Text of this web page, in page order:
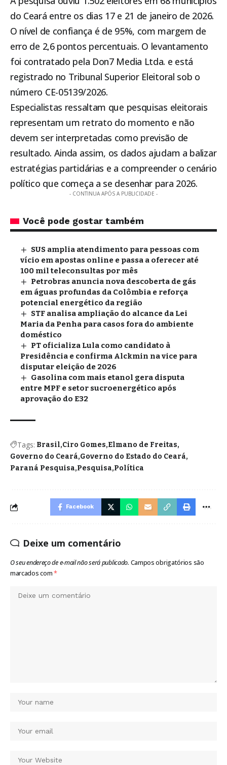
do Ceará entre os dias 17 e 21 de janeiro de 2026.
O nível de confiança é de 95%, com margem de
erro de 2,6 pontos percentuais. O levantamento
foi contratado pela Don7 Media Ltda. e está
registrado no Tribunal Superior Eleitoral sob o
número CE-05139/2026.
Especialistas ressaltam que pesquisas eleitorais
representam um retrato do momento e não
devem ser interpretadas como previsão de
resultado. Ainda assim, os dados ajudam a balizar
estratégias partidárias e a compreender o cenário
político que começa a se desenhar para 2026.
- CONTINUA APÓS A PUBLICIDADE -
Você pode gostar também
SUS amplia atendimento para pessoas com
vício em apostas online e passa a oferecer até
100 mil teleconsultas por mês
Petrobras anuncia nova descoberta de gás
em águas profundas da Colômbia e reforça
potencial energético da região
STF analisa ampliação do alcance da Lei
Maria da Penha para casos fora do ambiente
doméstico
PT oficializa Lula como candidato à
Presidência e confirma Alckmin na vice para
disputar eleição de 2026
Gasolina com mais etanol gera disputa
entre MPF e setor sucroenergético após
aprovação do E32
Tags: Brasil Ciro Gomes Elmano de Freitas
Governo do Ceará Governo do Estado do Ceará
Paraná Pesquisa Pesquisa Política
Facebook
Deixe um comentário
O seu endereço de e-mail não será publicado. Campos obrigatórios são
marcados com*